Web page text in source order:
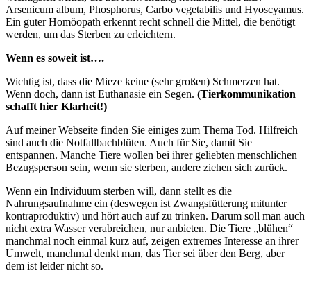
Arsenicum album, Phosphorus, Carbo vegetabilis und Hyoscyamus.
Ein guter Homöopath erkennt recht schnell die Mittel, die benötigt
werden, um das Sterben zu erleichtern.
Wenn es soweit ist….
Wichtig ist, dass die Mieze keine (sehr großen) Schmerzen hat.
Wenn doch, dann ist Euthanasie ein Segen. (Tierkommunikation
schafft hier Klarheit!)
Auf meiner Webseite finden Sie einiges zum Thema Tod. Hilfreich
sind auch die Notfallbachblüten. Auch für Sie, damit Sie
entspannen. Manche Tiere wollen bei ihrer geliebten menschlichen
Bezugsperson sein, wenn sie sterben, andere ziehen sich zurück.
Wenn ein Individuum sterben will, dann stellt es die
Nahrungsaufnahme ein (deswegen ist Zwangsfütterung mitunter
kontraproduktiv) und hört auch auf zu trinken. Darum soll man auch
nicht extra Wasser verabreichen, nur anbieten. Die Tiere „blühen“
manchmal noch einmal kurz auf, zeigen extremes Interesse an ihrer
Umwelt, manchmal denkt man, das Tier sei über den Berg, aber
dem ist leider nicht so.